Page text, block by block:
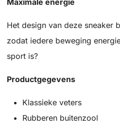
Het design van deze sneaker
zodat iedere beweging
sport is?
Productgegevens
Klassieke veters
Rubberen buitenzool